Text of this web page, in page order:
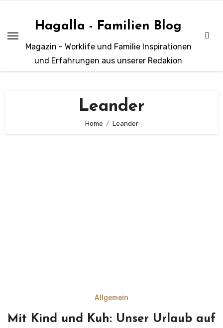
springen
Hagalla - Familien Blog
Magazin - Worklife und Familie Inspirationen
und Erfahrungen aus unserer Redakion
Leander
Home Leander
Allgemein
Mit Kind und Kuh: Unser Urlaub auf